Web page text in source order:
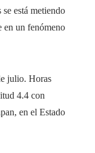
está metiendo
en un fenómeno
julio. Horas
4.4 con
en el Estado